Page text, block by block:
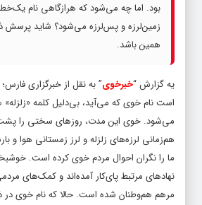
بود. اما چه می‌شود که هرازگاهی نام
زمین‌لرزه و پس‌لرزه می‌شود؟ شاید پرسش
همین باشد.
یه گزارش “خبرخوی” به نقل از خبرگزاری
است نام خوی که می‌آید، بی‌دلیل کلمه «زلزله»
می‌شود. خوی این مدت، روزهای سختی را
هم‌زمانی لرزه‌های زلزله و لرز زمستانی هوا و
ما را نگران احوال مردم خوی کرده است.
نهادهای مرتبط پای‌کار آمده‌اند و کمک‌های
مرهم هم‌وطنان شده است. حالا که نام خوی